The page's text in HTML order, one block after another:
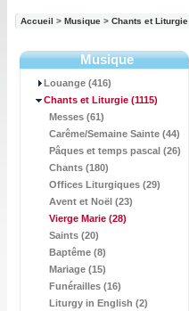
Accueil > Musique > Chants et Liturgie
Musique
Louange (416)
Chants et Liturgie (1115)
Messes (61)
Carême/Semaine Sainte (44)
Pâques et temps pascal (26)
Chants (180)
Offices Liturgiques (29)
Avent et Noël (23)
Vierge Marie (28)
Saints (20)
Baptême (8)
Mariage (15)
Funérailles (16)
Liturgy in English (2)